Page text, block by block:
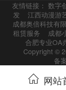
友情链接：数字
发
江西动漫游
成都奥倍科技有
租赁服务
成都
合肥专业OA
Copyright ©
备
网站